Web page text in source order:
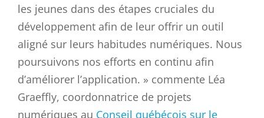
les jeunes dans des étapes cruciales du
développement afin de leur offrir un outil
aligné sur leurs habitudes numériques. Nous
poursuivons nos efforts en continu afin
d’améliorer l’application. » commente Léa
Graeffly, coordonnatrice de projets
numériques au Conseil québécois sur le